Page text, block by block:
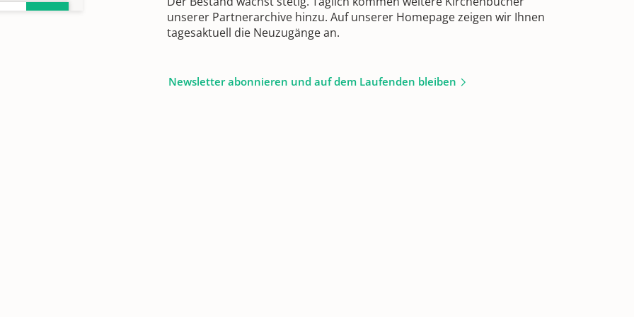
unserer Partnerarchive hinzu. Auf unserer Homepage zeigen wir Ihnen
tagesaktuell die Neuzugänge an.
Newsletter abonnieren und auf dem Laufenden bleiben